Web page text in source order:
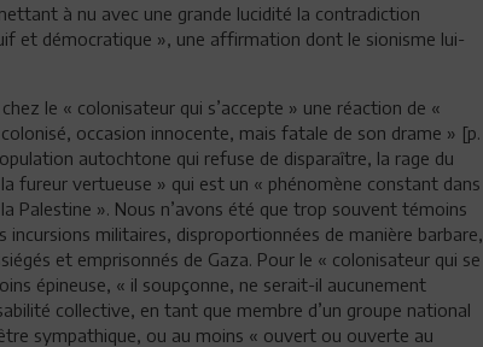
à nu avec une grande lucidité la contradiction
et démocratique », une affirmation dont le sionisme lui-
le « colonisateur qui s’accepte » une réaction de «
occasion innocente, mais fatale de son drame » [p.
autochtone qui refuse de disparaître, la rage du
fureur vertueuse » qui est un « phénomène constant dans
Palestine ». Nous n’avons été que trop souvent témoins
incursions militaires, disproportionnées de manière barbare,
et emprisonnés de Gaza. Pour le « colonisateur qui se
épineuse, « il soupçonne, ne serait-il aucunement
collective, en tant que membre d’un groupe national
sympathique, ou au moins « ouvert ou ouverte au